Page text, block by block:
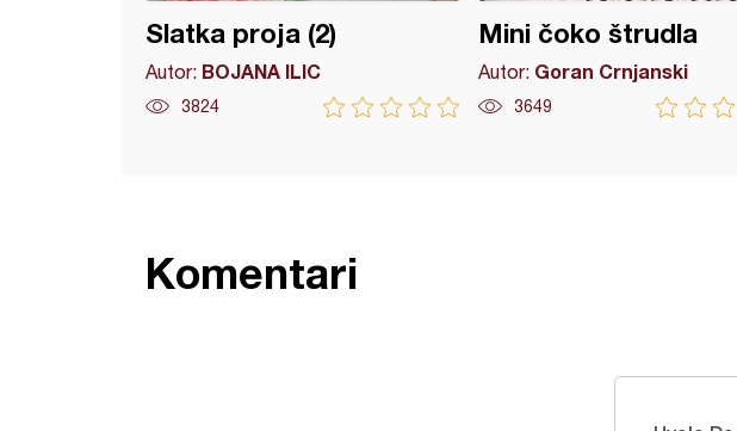
Slatka proja (2)
Autor: BOJANA ILIC
3824
Mini čoko štrudla
Autor: Goran Crnjanski
3649
Komentari